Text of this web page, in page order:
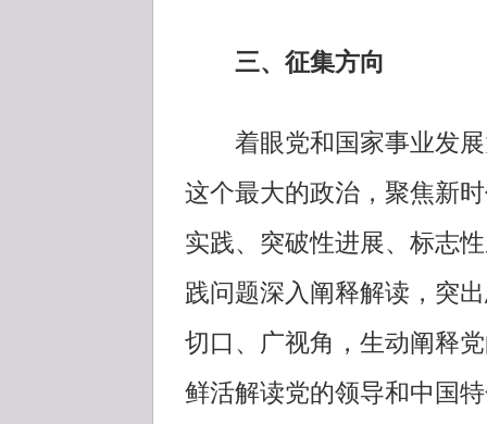
三、征集方向
着眼党和国家事业发展
这个最大的政治，聚焦新
实践、突破性进展、标志
践问题深入阐释解读，突
切口、广视角，生动阐释
鲜活解读党的领导和中国